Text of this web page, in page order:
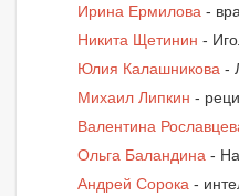
Ирина Ермилова -
Никита Щетинин -
Юлия Калашникова -
Михаил Липкин -
Валентина
Ольга Баландина -
Андрей Сорока -